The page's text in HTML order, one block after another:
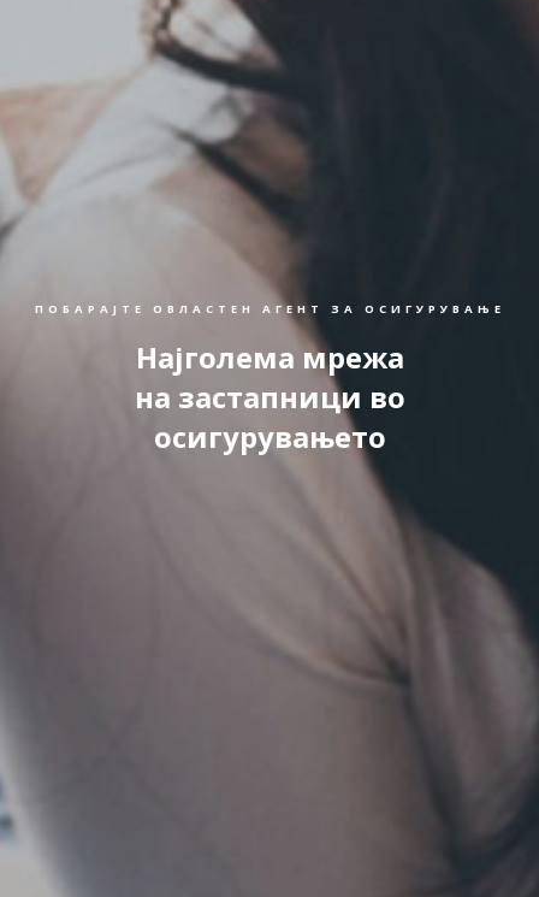
ПОБАРАЈТЕ ОВЛАСТЕН АГЕНТ ЗА ОСИГУРУВАЊЕ
Најголема мрежа
на застапници во
осигурувањето